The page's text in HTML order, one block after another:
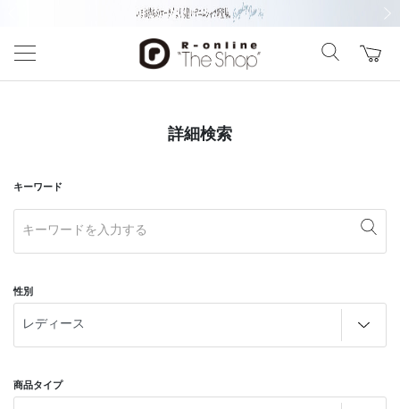
詳細検索
キーワード
性別
商品タイプ